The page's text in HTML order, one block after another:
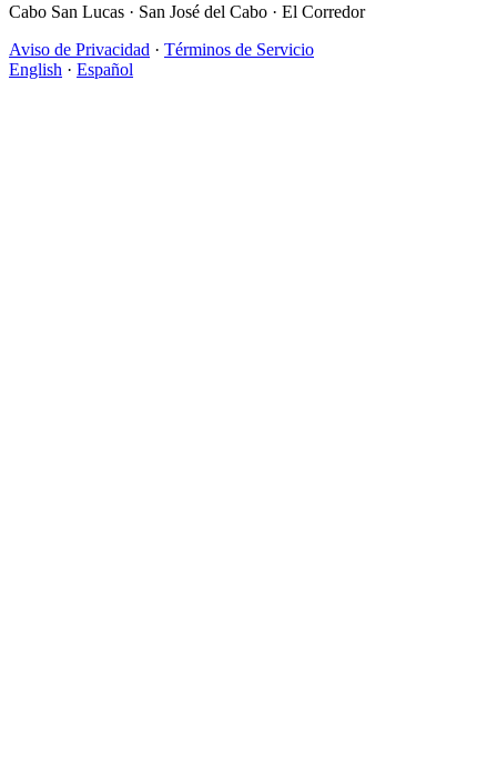
Cabo San Lucas · San José del Cabo · El Corredor
Aviso de Privacidad · Términos de Servicio
English · Español